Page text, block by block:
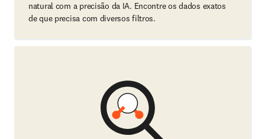
natural com a precisão da IA. Encontre os dados exatos
de que precisa com diversos filtros.